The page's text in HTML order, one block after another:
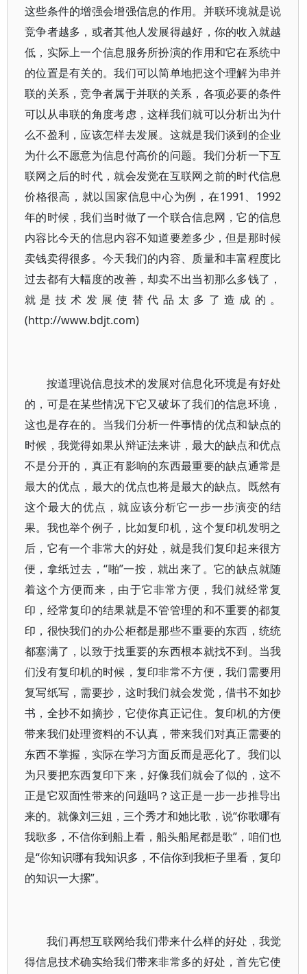
这些条件的增强会增强信息的作用。并联环境就是说
竞争者越多，或者其他人发展得越好，你的收入就越
低，实际上一个信息服务所扮演的作用和它在系统中
的位置是有关的。我们可以简单地把这个理解为串并
联的关系，竞争者属于并联的关系，各项必要的条件
可以从串联的角度考虑，这样我们就可以分析出为什
么不盈利，应该怎样去发展。这就是我们谈到的企业
为什么不愿意为信息付高价的问题。我们分析一下互
联网之后的时代，就会发觉在互联网之前的时代信息
价格很高，就以国家信息中心为例，在1991、1992
年的时候，我们当时做了一个联合信息网，它的信息
内容比今天的信息内容不知道要差多少，但是那时候
卖钱卖得很多。今天我们的内容、质量和丰富程度比
过去都有大幅度的改善，却卖不出当初那么多钱了，
就是技术发展使替代品太多了造成的。
(http://www.bdjt.com)
按道理说信息技术的发展对信息化环境是有好处
的，可是在某些情况下它又破坏了我们的信息环境，
这也是存在的。当我们分析一件事情的优点和缺点的
时候，我觉得如果从辩证法来讲，最大的缺点和优点
不是分开的，真正有影响的东西最重要的缺点通常是
最大的优点，最大的优点也将是最大的缺点。既然有
这个最大的优点，就应该分析它一步一步演变的结
果。我也举个例子，比如复印机，这个复印机发明之
后，它有一个非常大的好处，就是我们复印起来很方
便，拿纸过去，“啪”一按，就出来了。它的缺点就随
着这个方便而来，由于它非常方便，我们就经常复
印，经常复印的结果就是不管管理的和不重要的都复
印，很快我们的办公柜都是那些不重要的东西，统统
都塞满了，以致于找重要的东西根本就找不到。当我
们没有复印机的时候，复印非常不方便，我们需要用
复写纸写，需要抄，这时我们就会发觉，借书不如抄
书，全抄不如摘抄，它使你真正记住。复印机的方便
带来我们处理资料的不认真，带来我们对真正需要的
东西不掌握，实际在学习方面反而是恶化了。我们以
为只要把东西复印下来，好像我们就会了似的，这不
正是它双面性带来的问题吗？这正是一步一步推导出
来的。就像刘三姐，三个秀才和她比歌，说“你歌哪有
我歌多，不信你到船上看，船头船尾都是歌”，咱们也
是“你知识哪有我知识多，不信你到我柜子里看，复印
的知识一大摞”。
我们再想互联网给我们带来什么样的好处，我觉
得信息技术确实给我们带来非常多的好处，首先它使